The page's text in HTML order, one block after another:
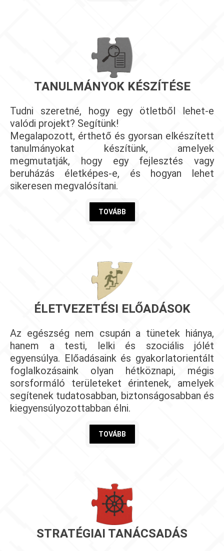
TANULMÁNYOK KÉSZÍTÉSE
Tudni szeretné, hogy egy ötletből lehet-e
valódi projekt? Segítünk!
Megalapozott, érthető és gyorsan elkészített
tanulmányokat készítünk, amelyek
megmutatják, hogy egy fejlesztés vagy
beruházás életképes-e, és hogyan lehet
sikeresen megvalósítani.
TOVÁBB
ÉLETVEZETÉSI ELŐADÁSOK
Az egészség nem csupán a tünetek hiánya,
hanem a testi, lelki és szociális jólét
egyensúlya. Előadásaink és gyakorlatorientált
foglalkozásaink olyan hétköznapi, mégis
sorsformáló területeket érintenek, amelyek
segítenek tudatosabban, biztonságosabban és
kiegyensúlyozottabban élni.
TOVÁBB
STRATÉGIAI TANÁCSADÁS